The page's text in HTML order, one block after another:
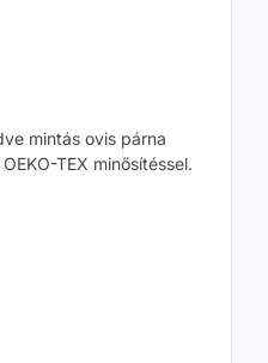
mintás ovis párna
TEX minősítéssel.